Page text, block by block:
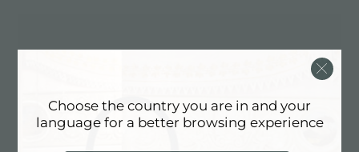
Choose the country you are in and your
language for a better browsing experience